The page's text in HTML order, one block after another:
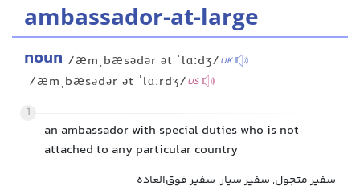
ambassador-at-large
noun /æmˌbæsədər ət ˈlɑːdʒ/UK
/æmˌbæsədər ət ˈlɑːrdʒ/US
1
an ambassador with special duties who is not
attached to any particular country
سفیر متجول, سفیر سیار, سفیر فوق‌العاده